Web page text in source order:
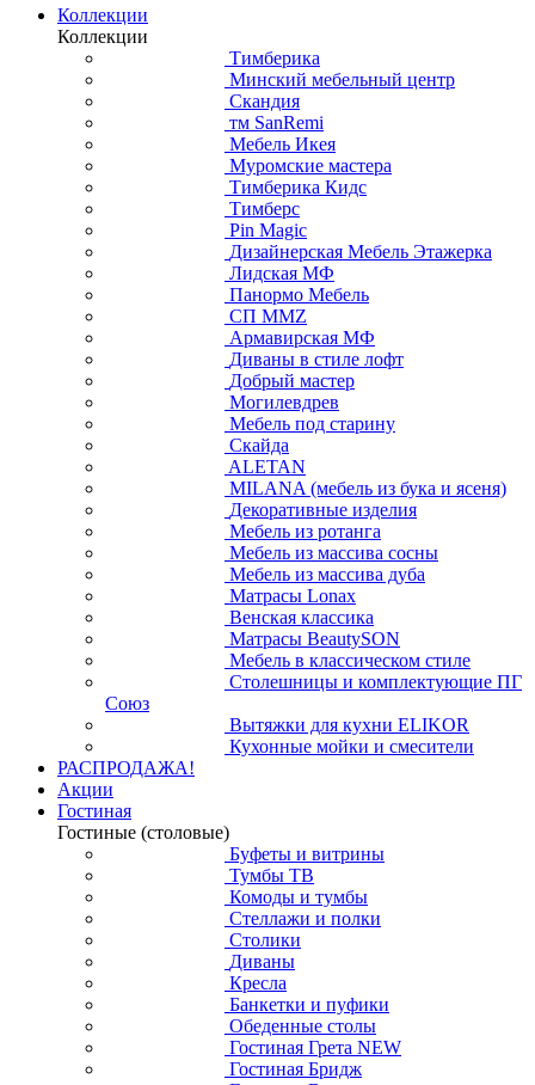
Коллекции
Коллекции
Тимберика
Минский мебельный центр
Скандия
тм SanRemi
Мебель Икея
Муромские мастера
Тимберика Кидс
Тимберс
Pin Magic
Дизайнерская Мебель Этажерка
Лидская МФ
Панормо Мебель
СП ММZ
Армавирская МФ
Диваны в стиле лофт
Добрый мастер
Могилевдрев
Мебель под старину
Скайда
ALETAN
MILANA (мебель из бука и ясеня)
Декоративные изделия
Мебель из ротанга
Мебель из массива сосны
Мебель из массива дуба
Матрасы Lonax
Венская классика
Матрасы BeautySON
Мебель в классическом стиле
Столешницы и комплектующие ПГ
Союз
Вытяжки для кухни ELIKOR
Кухонные мойки и смесители
РАСПРОДАЖА!
Акции
Гостиная
Гостиные (столовые)
Буфеты и витрины
Тумбы ТВ
Комоды и тумбы
Стеллажи и полки
Столики
Диваны
Кресла
Банкетки и пуфики
Обеденные столы
Гостиная Грета NEW
Гостиная Бридж